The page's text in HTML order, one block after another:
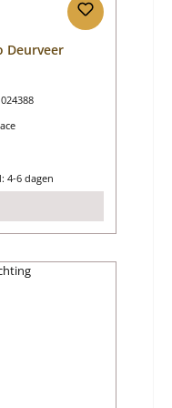
Deurveer
4-6 dagen